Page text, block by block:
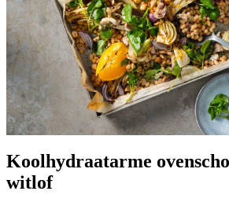
Koolhydraatarme
witlof